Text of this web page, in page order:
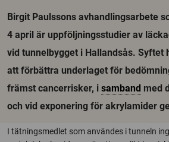
Birgit Paulssons avhandlingsarbete
4 april är uppföljningsstudier av
vid tunnelbygget i Hallandsås.
att förbättra underlaget för
främst cancerrisker, i samband med
och vid exponering för akrylamider
I tätningsmedlet som användes i tunneln